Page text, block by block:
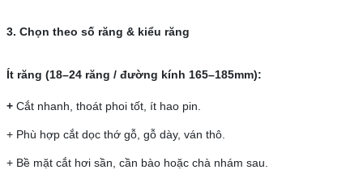
3. Chọn theo số răng & kiểu răng
Ít răng (18–24 răng / đường kính 165–185mm):
+ Cắt nhanh, thoát phoi tốt, ít hao pin.
+ Phù hợp cắt dọc thớ gỗ, gỗ dày, ván thô.
+ Bề mặt cắt hơi sần, cần bào hoặc chà nhám sau.